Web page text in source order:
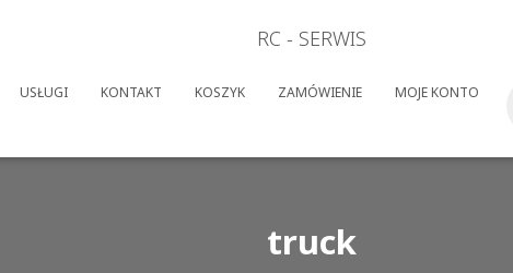
RC - SERWIS
USŁUGI KONTAKT KOSZYK ZAMÓWIENIE MOJE KONTO
truck